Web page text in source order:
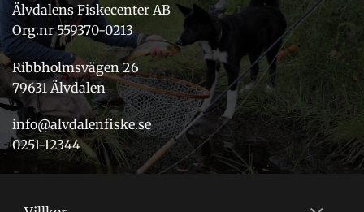
Älvdalens Fiskecenter AB
Org.nr 559370-0213
Ribbholmsvägen 26
79631 Älvdalen
info@alvdalenfiske.se
0251-12344